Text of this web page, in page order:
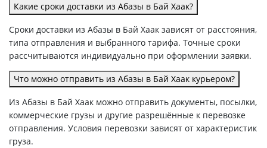
Какие сроки доставки из Абазы в Бай Хаак?
Сроки доставки из Абазы в Бай Хаак зависят от расстояния,
типа отправления и выбранного тарифа. Точные сроки
рассчитываются индивидуально при оформлении заявки.
Что можно отправить из Абазы в Бай Хаак курьером?
Из Абазы в Бай Хаак можно отправить документы, посылки,
коммерческие грузы и другие разрешённые к перевозке
отправления. Условия перевозки зависят от характеристик
груза.